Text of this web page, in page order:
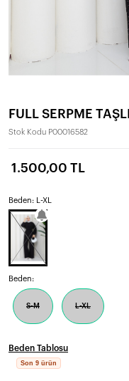
FULL SERPME
Stok Kodu P00016582
1.500,00 TL
Beden: L-XL
Beden:
S-M L-XL
Beden Tablosu
Son 9 ürün